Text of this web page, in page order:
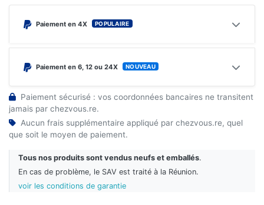
Paiement en 4X POPULAIRE
Paiement en 6, 12 ou 24X NOUVEAU
Paiement sécurisé : vos coordonnées bancaires ne transitent
jamais par chezvous.re.
Aucun frais supplémentaire appliqué par chezvous.re, quel
que soit le moyen de paiement.
Tous nos produits sont vendus neufs et emballés.
En cas de problème, le SAV est traité à la Réunion.
voir les conditions de garantie